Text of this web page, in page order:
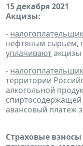
15 декабря 2021
Акцизы:
-
нефтяным сырьем,
уплачиваютакцизы
-
территории
алкогольной
спиртосодержащей
авансовый платеж
Страховые